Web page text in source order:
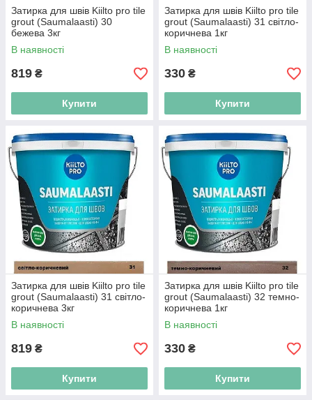
Затирка для швів Kiilto pro tile
grout (Saumalaasti) 30
бежева 3кг
В наявності
819 ₴
Купити
Затирка для швів Kiilto pro tile
grout (Saumalaasti) 31 світло-
коричнева 1кг
В наявності
330 ₴
Купити
Затирка для швів Kiilto pro tile
grout (Saumalaasti) 31 світло-
коричнева 3кг
В наявності
819 ₴
Купити
Затирка для швів Kiilto pro tile
grout (Saumalaasti) 32 темно-
коричнева 1кг
В наявності
330 ₴
Купити